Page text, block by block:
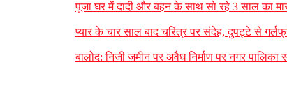
पूजा घर में दादी और बहन के साथ सो रहे 3 साल का
प्यार के चार साल बाद चरित्र पर संदेह, दुपट्टे से
बालोद: निजी जमीन पर अवैध निर्माण पर नगर